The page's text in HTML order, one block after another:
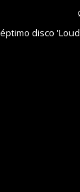
disco 'Loud